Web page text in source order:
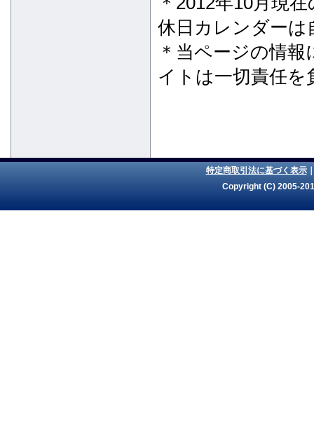
休日カレンダーは
＊当ページの情
イトは一切責任を
特定商取引法に基づく表示
Copyright (C) 2005-